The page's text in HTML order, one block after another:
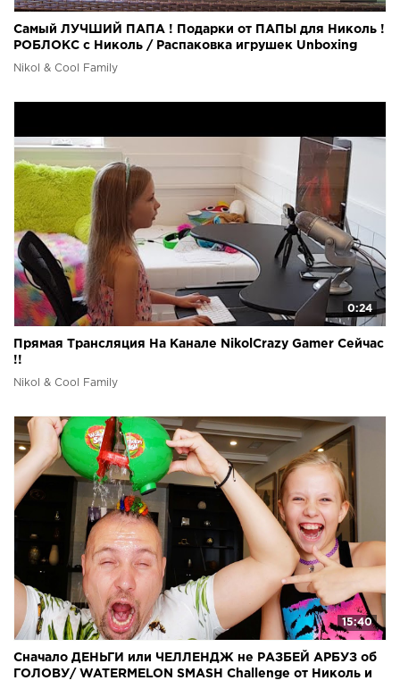
Самый ЛУЧШИЙ ПАПА ! Подарки от ПАПЫ для Николь !
РОБЛОКС с Николь / Распаковка игрушек Unboxing
Nikol & Cool Family
0:24
Прямая Трансляция На Канале NikolCrazy Gamer Сейчас
!!
Nikol & Cool Family
15:40
Сначало ДЕНЬГИ или ЧЕЛЛЕНДЖ не РАЗБЕЙ АРБУЗ об
ГОЛОВУ/ WATERMELON SMASH Challenge от Николь и